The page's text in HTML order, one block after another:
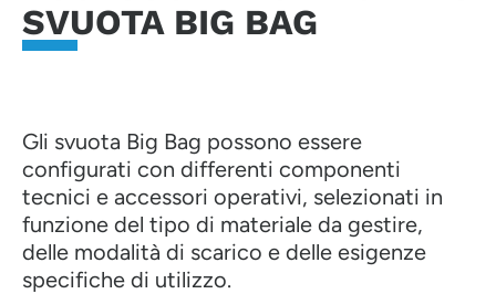
SVUOTA BIG BAG
Gli svuota Big Bag possono essere
configurati con differenti componenti
tecnici e accessori operativi, selezionati in
funzione del tipo di materiale da gestire,
delle modalità di scarico e delle esigenze
specifiche di utilizzo.